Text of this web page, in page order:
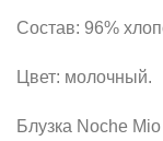
Состав: 96%
Цвет: молочный.
Блузка Noche